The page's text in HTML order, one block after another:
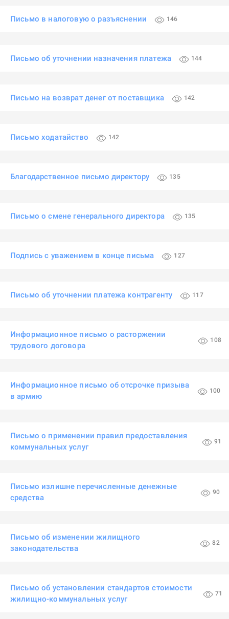
Письмо в налоговую о разъяснении 146
Письмо об уточнении назначения платежа 144
Письмо на возврат денег от поставщика 142
Письмо ходатайство 142
Благодарственное письмо директору 135
Письмо о смене генерального директора 135
Подпись с уважением в конце письма 127
Письмо об уточнении платежа контрагенту 117
Информационное письмо о расторжении
трудового договора
108
Информационное письмо об отсрочке призыва
в армию
100
Письмо о применении правил предоставления
коммунальных услуг
91
Письмо излишне перечисленные денежные
средства
90
Письмо об изменении жилищного
законодательства
82
Письмо об установлении стандартов стоимости
жилищно-коммунальных услуг
71